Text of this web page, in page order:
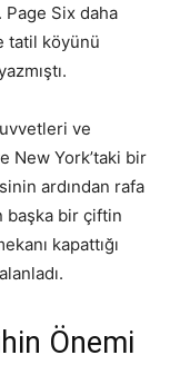
Six daha
tatil köyünü
ve
New York’taki bir
ardından rafa
başka bir çiftin
kapattığı
Önemi